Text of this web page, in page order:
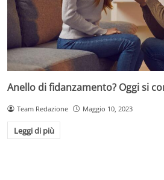
Anello di fidanzamento? Oggi si
Team Redazione Maggio 10, 2023
Leggi di più